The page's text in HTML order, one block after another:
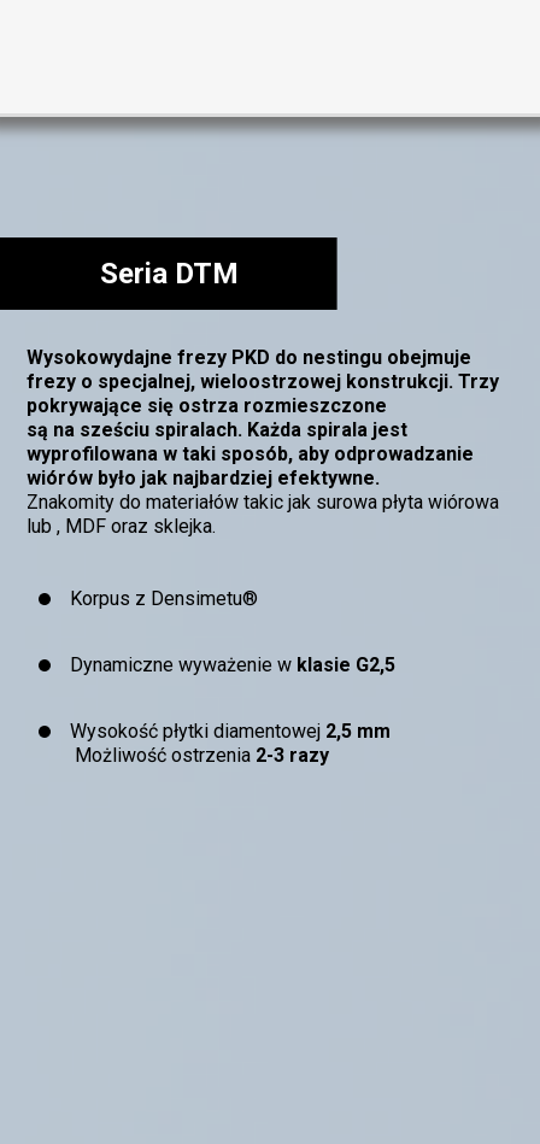
Seria DTM
Wysokowydajne frezy PKD do nestingu obejmuje
frezy o specjalnej, wieloostrzowej konstrukcji. Trzy
pokrywające się ostrza rozmieszczone
są na sześciu spiralach. Każda spirala jest
wyprofilowana w taki sposób, aby odprowadzanie
wiórów było jak najbardziej efektywne.
Znakomity do materiałów takic jak surowa płyta wiórowa
lub , MDF oraz sklejka.
Korpus z Densimetu®
Dynamiczne wyważenie w klasie G2,5
Wysokość płytki diamentowej 2,5 mm
Możliwość ostrzenia 2-3 razy